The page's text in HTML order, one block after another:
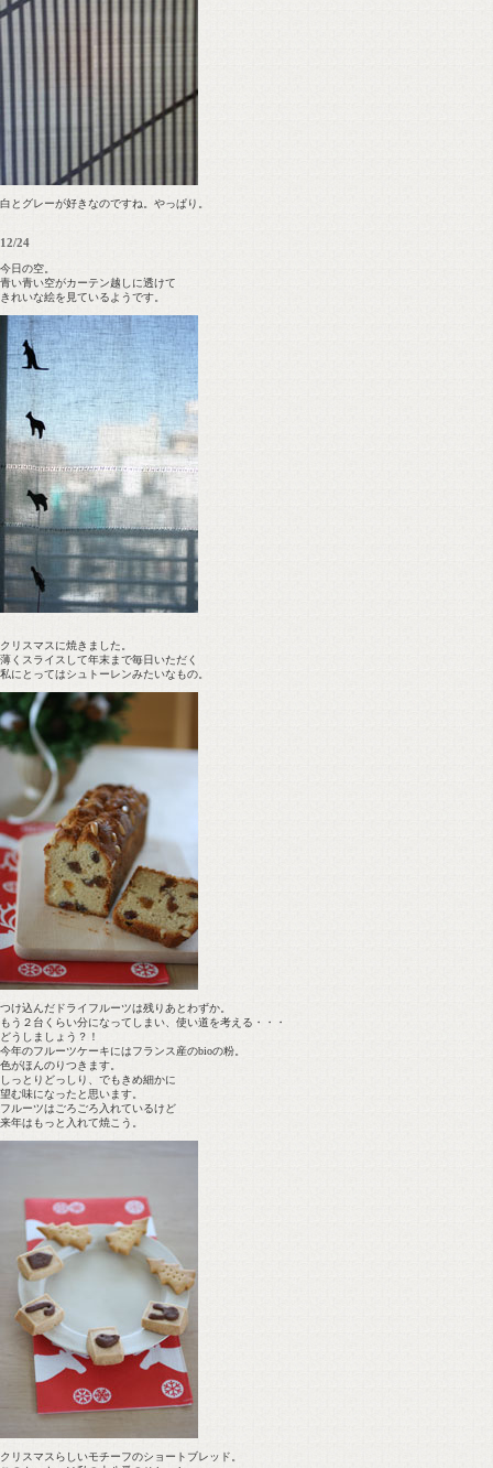
白とグレーが好きなのですね。やっぱり。
12/24
今日の空。
青い青い空がカーテン越しに透けて
きれいな絵を見ているようです。
クリスマスに焼きました。
薄くスライスして年末まで毎日いただく
私にとってはシュトーレンみたいなもの。
つけ込んだドライフルーツは残りあとわずか。
もう２台くらい分になってしまい、使い道を考える・・・
どうしましょう？！
今年のフルーツケーキにはフランス産のbioの粉。
色がほんのりつきます。
しっとりどっしり、でもきめ細かに
望む味になったと思います。
フルーツはごろごろ入れているけど
来年はもっと入れて焼こう。
クリスマスらしいモチーフのショートブレッド。